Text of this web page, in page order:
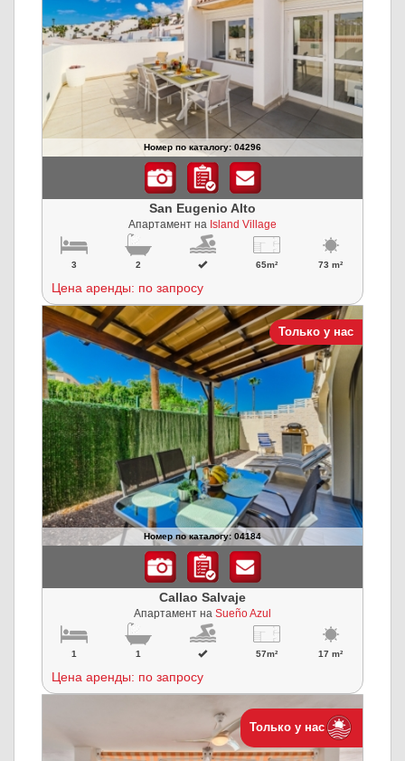
Номер по каталогу: 04296
San Eugenio Alto
Апартамент на Island Village
3 2 65m² 73 m²
Цена аренды: по запросу
Только у нас
Номер по каталогу: 04184
Callao Salvaje
Апартамент на Sueño Azul
1 1 57m² 17 m²
Цена аренды: по запросу
Только у нас